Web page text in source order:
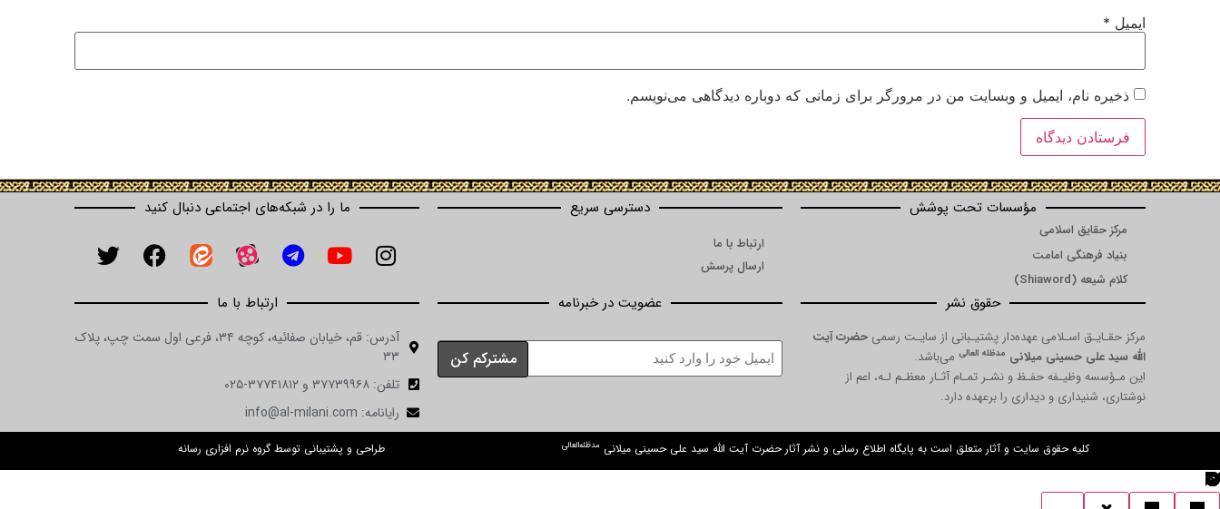
ایمیل *
ذخیره نام، ایمیل و وبسایت من در مرورگر برای زمانی که دوباره دیدگاهی می‌نویسم.
مؤسسات تحت پوشش
مرکز حقایق اسلامی
بنیاد فرهنگی امامت
کلام شیعه (Shiaword)
حقوق نشر
مرکز حقـایـق اسـلامی عهده‌دار پشتیـبانی از سایـت رسمی حضرت آیت
الله سید علی حسینی میلانی مدظله العالی می‌باشد.
این مـؤسسه وظیـفه حفـظ و نشـر تمـام آثـار معظـم لـه، اعم از
نوشتاری، شنیداری و دیداری را برعهده دارد.
دسترسی سریع
ارتباط با ما
ارسال پرسش
عضویت در خبرنامه
ما را در شبکه‌های اجتماعی دنبال کنید
ارتباط با ما
آدرس: قم، خیابان صفائیه، کوچه ۳۴، فرعی اول سمت چپ، پلاک
۳۳
تلفن: ۳۷۷۳۹۹۶۸ و ۳۷۷۴۱۸۱۲-۰۲۵
رایانامه: info@al-milani.com
کلیه حقوق سایت و آثار متعلق است به پایگاه اطلاع رسانی و نشر آثار حضرت آیت الله سید علی حسینی میلانی مدظله‌العالی طراحی و پشتیبانی توسط گروه نرم افزاری رسانه